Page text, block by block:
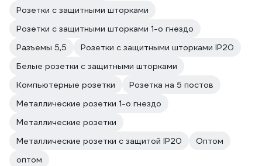
Розетки с защитными шторками
Розетки с защитными шторками 1-о гнездо
Разъемы 5,5
Розетки с защитными шторками IP20
Белые розетки с защитными шторками
Компьютерные розетки
Розетка на 5 постов
Металлические розетки 1-о гнездо
Металлические розетки
Металлические розетки с защитой IP20
Оптом
оптом